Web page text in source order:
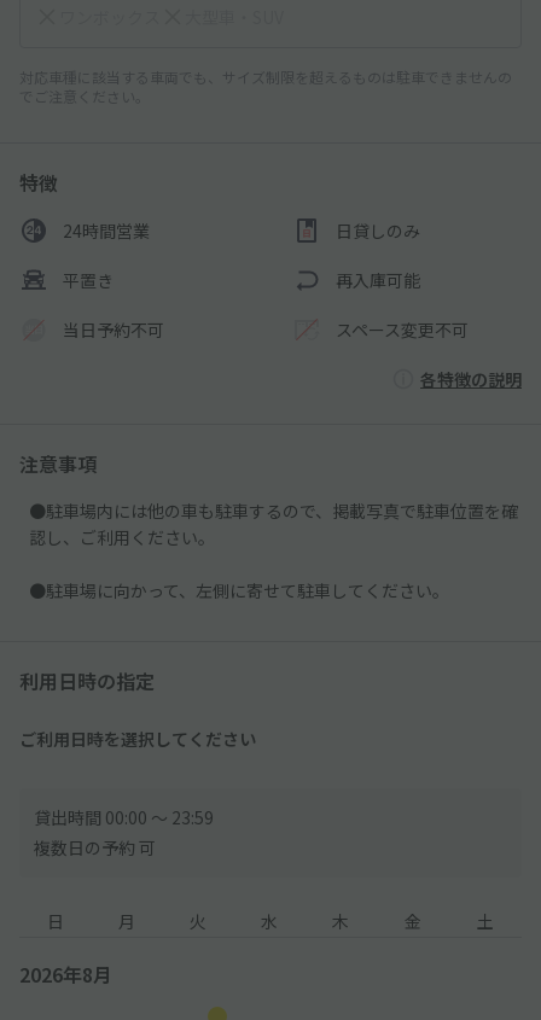
対応車種に該当する車両でも、サイズ制限を超えるものは駐車できませんの
でご注意ください。
特徴
24時間営業 日貸しのみ
平置き 再入庫可能
当日予約不可 スペース変更不可
各特徴の説明
注意事項
●駐車場内には他の車も駐車するので、掲載写真で駐車位置を確
認し、ご利用ください。
●駐車場に向かって、左側に寄せて駐車してください。
利用日時の指定
ご利用日時を選択してください
貸出時間 00:00 〜 23:59
複数日の予約 可
日 月 火 水 木 金 土
2026年8月